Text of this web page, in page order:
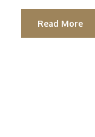
Read More